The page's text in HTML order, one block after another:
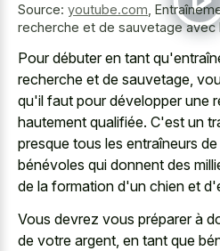
Source: youtube.com
recherche et de sauvetage avec
Pour débuter en tant
recherche et de sauvetage,
qu'il faut pour développer une
hautement qualifiée. C'est un
presque tous les entraîneurs
bénévoles qui donnent des
de la formation d'un chien et
Vous devrez vous préparer à
de votre argent, en tant que